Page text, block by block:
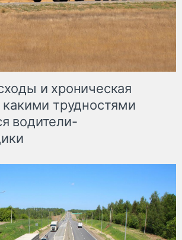
и хроническая
какими трудностями
водители-